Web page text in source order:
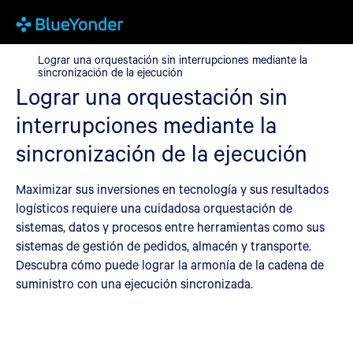
Lograr una orquestación sin interrupciones mediante la
Lograr una orquestación sin interrupciones mediante la
sincronización de la ejecución
Lograr una orquestación sin
interrupciones mediante la
sincronización de la ejecución
Maximizar sus inversiones en tecnología y sus resultados
logísticos requiere una cuidadosa orquestación de
sistemas, datos y procesos entre herramientas como sus
sistemas de gestión de pedidos, almacén y transporte.
Descubra cómo puede lograr la armonía de la cadena de
suministro con una ejecución sincronizada.